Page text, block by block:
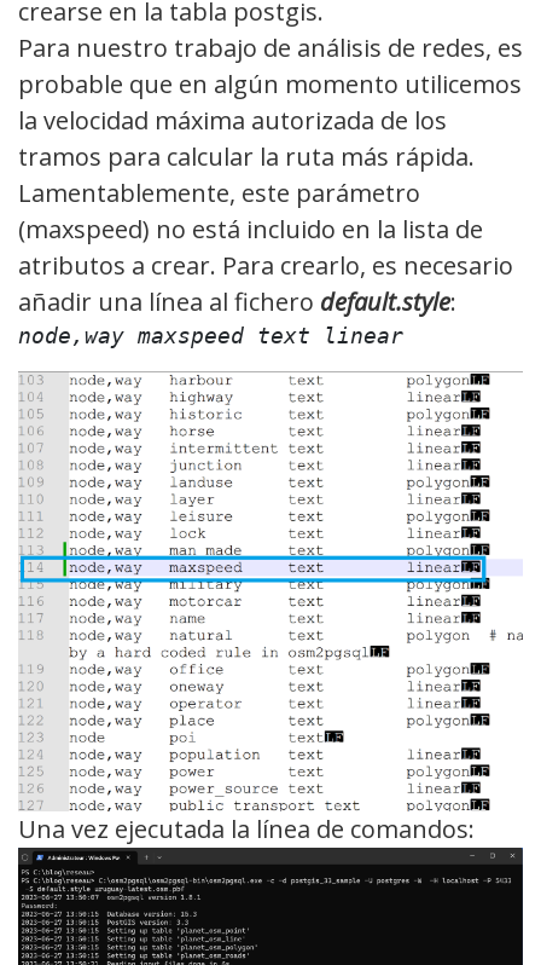
crearse en la tabla postgis.
Para nuestro trabajo de análisis de redes, es
probable que en algún momento utilicemos
la velocidad máxima autorizada de los
tramos para calcular la ruta más rápida.
Lamentablemente, este parámetro
(maxspeed) no está incluido en la lista de
atributos a crear. Para crearlo, es necesario
añadir una línea al fichero default.style:
node,way maxspeed text linear
Una vez ejecutada la línea de comandos: